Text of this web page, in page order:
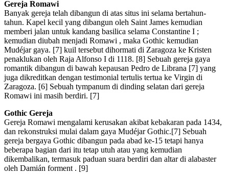
Gereja Romawi
Banyak gereja telah dibangun di atas situs ini selama bertahun-
tahun. Kapel kecil yang dibangun oleh Saint James kemudian
memberi jalan untuk kandang basilica selama Constantine I ;
kemudian diubah menjadi Romawi , maka Gothic kemudian
Mudéjar gaya. [7] kuil tersebut dihormati di Zaragoza ke Kristen
penaklukan oleh Raja Alfonso I di 1118. [8] Sebuah gereja gaya
romantik dibangun di bawah kepausan Pedro de Librana [7] yang
juga dikreditkan dengan testimonial tertulis tertua ke Virgin di
Zaragoza. [6] Sebuah tympanum di dinding selatan dari gereja
Romawi ini masih berdiri. [7]
Gothic Gereja
Gereja Romawi mengalami kerusakan akibat kebakaran pada 1434,
dan rekonstruksi mulai dalam gaya Mudéjar Gothic.[7] Sebuah
gereja bergaya Gothic dibangun pada abad ke-15 tetapi hanya
beberapa bagian dari itu tetap utuh atau yang kemudian
dikembalikan, termasuk paduan suara berdiri dan altar di alabaster
oleh Damián forment . [9]